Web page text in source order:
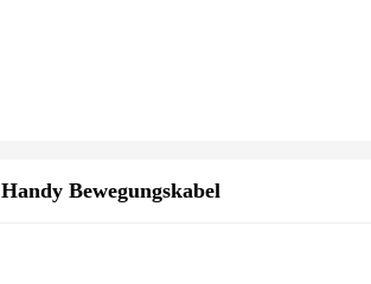
Handy Bewegungskabel